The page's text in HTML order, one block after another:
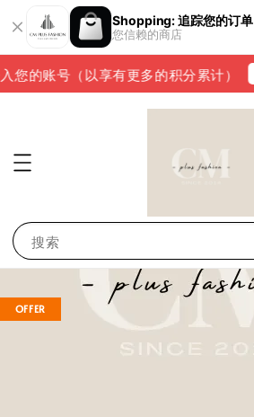
Shopping: 追踪您的订单
您信赖的商店
的账号（以享有更多的积分累计）
搜索
OFFER